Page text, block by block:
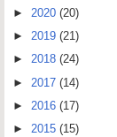
► 2020(20)
►2019(21)
►2018(24)
► 2017(14)
► 2016(17)
►2015(15)